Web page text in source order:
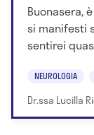
Buonasera,
si manifesti
sentirei
NEUROLOGIA
Dr.ssa Lucilla